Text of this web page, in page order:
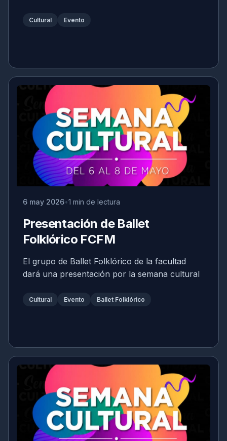
Cultural Evento
6 may 2026 1 min de lectura
Presentación de Ballet
Folklórico FCFM
El grupo de Ballet Folklórico de la facultad
dará una presentación por la semana cultural
Cultural Evento Ballet Folklórico